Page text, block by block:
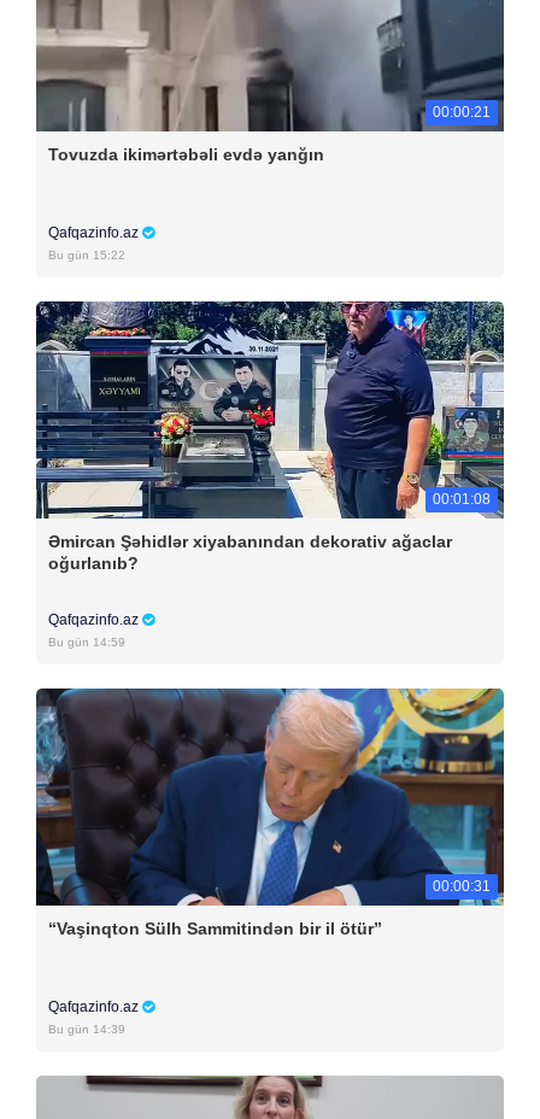
00:00:21
Tovuzda ikimərtəbəli evdə yanğın
Qafqazinfo.az
Bu gün 15:22
00:01:08
Əmircan Şəhidlər xiyabanından dekorativ ağaclar
oğurlanıb?
Qafqazinfo.az
Bu gün 14:59
00:00:31
“Vaşinqton Sülh Sammitindən bir il ötür”
Qafqazinfo.az
Bu gün 14:39